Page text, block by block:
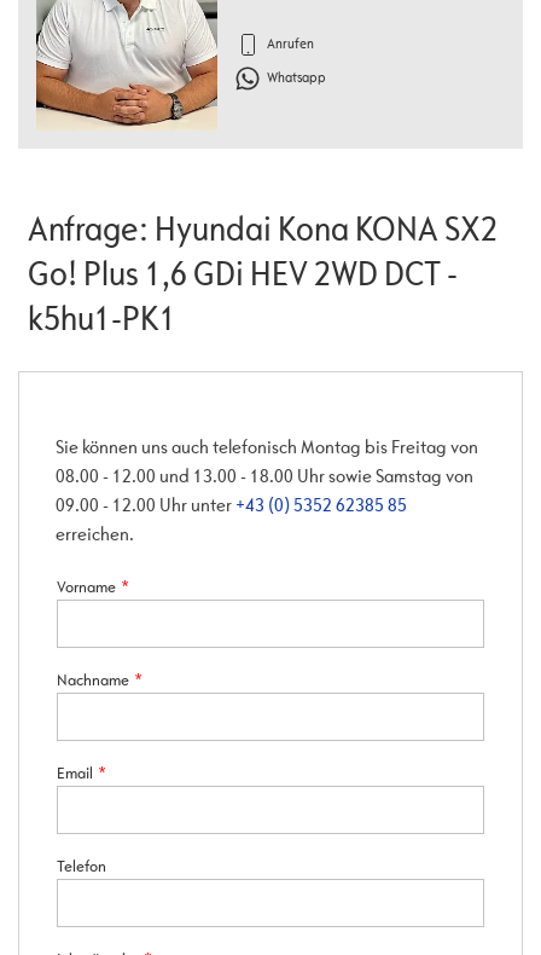
Anrufen
Whatsapp
Anfrage: Hyundai Kona KONA SX2
Go! Plus 1,6 GDi HEV 2WD DCT -
k5hu1-PK1
Sie können uns auch telefonisch Montag bis Freitag von
08.00 - 12.00 und 13.00 - 18.00 Uhr sowie Samstag von
09.00 - 12.00 Uhr unter +43 (0) 5352 62385 85
erreichen.